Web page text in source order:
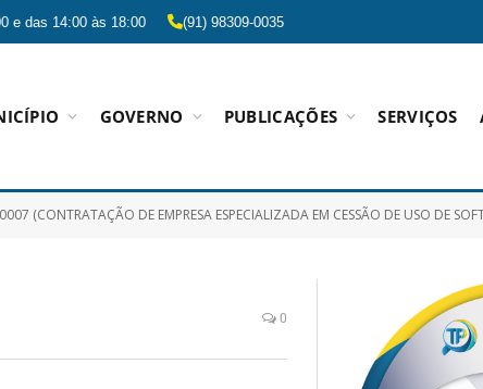
e das 14:00 às 18:00 (91) 98309-0035
GOVERNO PUBLICAÇÕES SERVIÇOS
EM CESSÃO DE USO DE SOFTWARE PARA RECURSO HUMANOS, COMTEMPLANDO MANUTENÇÃO, ATUALIZAÇÕES E ROTINAS DE BACKUP PARA
0